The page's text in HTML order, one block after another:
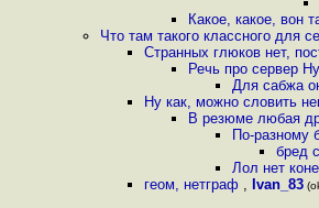
Какое, какое, вон
Что там такого классного для
Странных глюков нет,
Речь про сервер
Для сабжа
Ну как, можно словить
В резюме любая
По-разному
бред
Лол нет
геом, нетграф , Ivan_83